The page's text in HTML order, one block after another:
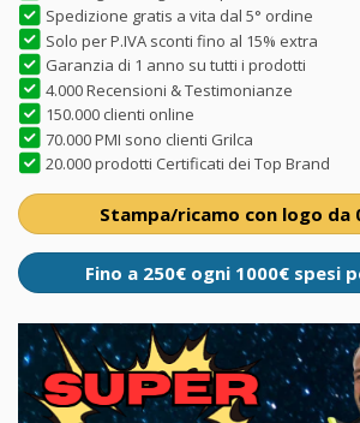
Spedizione gratis a vita dal 5° ordine
Solo per P.IVA sconti fino al 15% extra
Garanzia di 1 anno su tutti i prodotti
4.000 Recensioni & Testimonianze
150.000 clienti online
70.000 PMI sono clienti Grilca
20.000 prodotti Certificati dei Top Brand
Stampa/ricamo con logo da
Fino a 250€ ogni 1000€ spesi